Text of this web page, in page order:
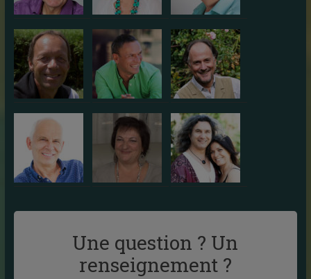
Une question ? Un
renseignement ?